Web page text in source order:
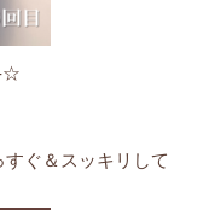
☆
ぐ＆スッキリして